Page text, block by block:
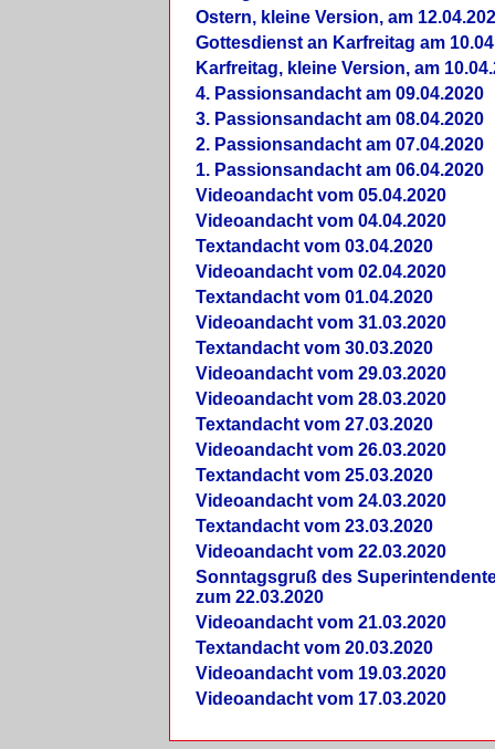
Ostern, kleine Version, am
Gottesdienst an Karfreitag am
Karfreitag, kleine Version, am
4. Passionsandacht am 09.04.2020
3. Passionsandacht am 08.04.2020
2. Passionsandacht am 07.04.2020
1. Passionsandacht am 06.04.2020
Videoandacht vom 05.04.2020
Videoandacht vom 04.04.2020
Textandacht vom 03.04.2020
Videoandacht vom 02.04.2020
Textandacht vom 01.04.2020
Videoandacht vom 31.03.2020
Textandacht vom 30.03.2020
Videoandacht vom 29.03.2020
Videoandacht vom 28.03.2020
Textandacht vom 27.03.2020
Videoandacht vom 26.03.2020
Textandacht vom 25.03.2020
Videoandacht vom 24.03.2020
Textandacht vom 23.03.2020
Videoandacht vom 22.03.2020
Sonntagsgruß des
zum 22.03.2020
Videoandacht vom 21.03.2020
Textandacht vom 20.03.2020
Videoandacht vom 19.03.2020
Videoandacht vom 17.03.2020